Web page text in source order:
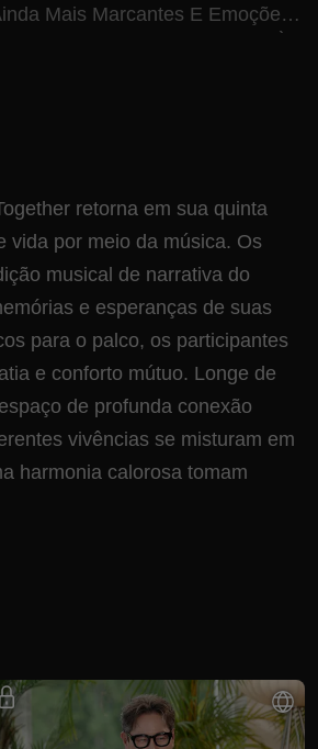
Mais Marcantes E Emoções
retorna em sua quinta
vida por meio da música. Os
musical de narrativa do
e esperanças de suas
para o palco, os participantes
e conforto mútuo. Longe de
de profunda conexão
vivências se misturam em
harmonia calorosa tomam